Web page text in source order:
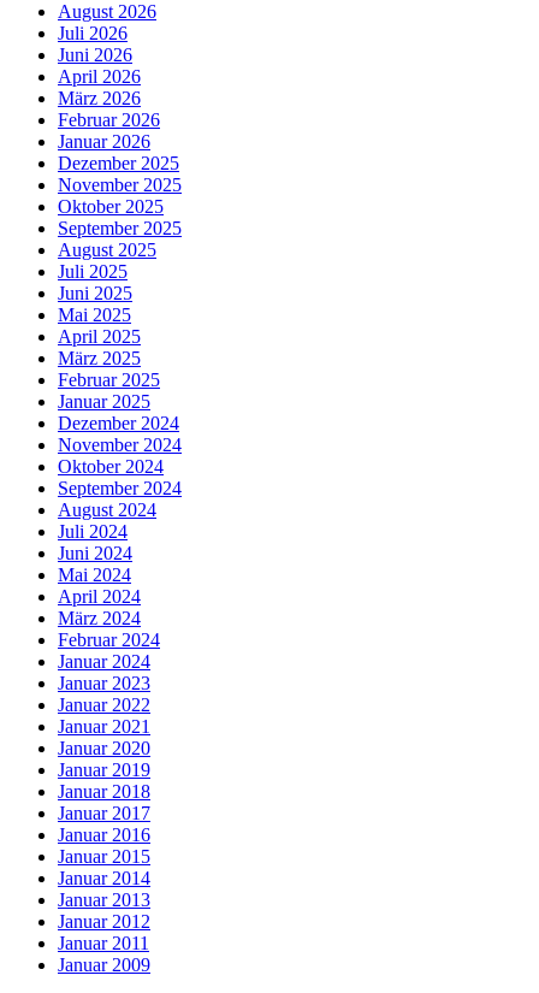
August 2026
Juli 2026
Juni 2026
April 2026
März 2026
Februar 2026
Januar 2026
Dezember 2025
November 2025
Oktober 2025
September 2025
August 2025
Juli 2025
Juni 2025
Mai 2025
April 2025
März 2025
Februar 2025
Januar 2025
Dezember 2024
November 2024
Oktober 2024
September 2024
August 2024
Juli 2024
Juni 2024
Mai 2024
April 2024
März 2024
Februar 2024
Januar 2024
Januar 2023
Januar 2022
Januar 2021
Januar 2020
Januar 2019
Januar 2018
Januar 2017
Januar 2016
Januar 2015
Januar 2014
Januar 2013
Januar 2012
Januar 2011
Januar 2009